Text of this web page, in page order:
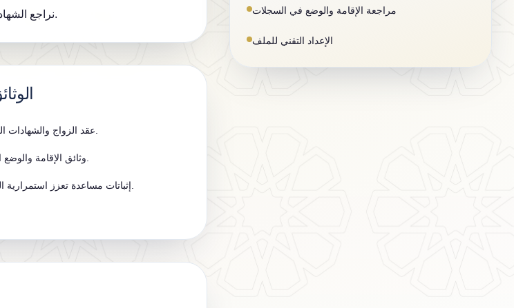
نراجع الشهادات الإسبانية والأجنبية والترجمات وتسلسل الوثائق حتى يبقى الملف متماسكًا بالكامل. مراجعة الإقامة والوضع في السجلات
الإعداد التقني للملف